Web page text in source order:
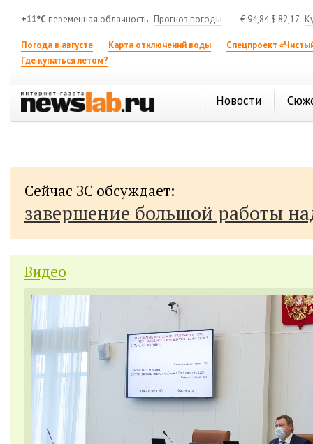
+11°C переменная облачность Прогноз погоды € 94,84$ 82,17
Погода в августе Карта отключений воды
Спецпроект
Где купаться летом?
Новости
Сейчас ЗС обсуждает:
завершение большой работы
Видео